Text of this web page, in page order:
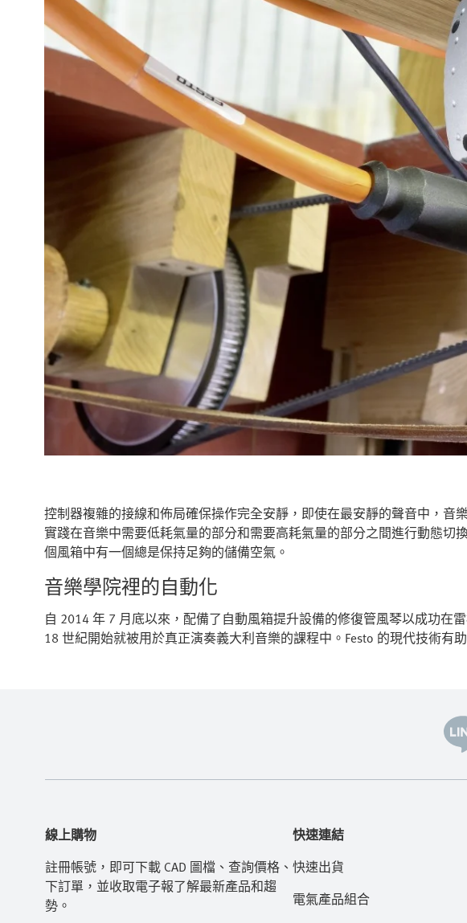
控制器複雜的接線和佈局確保操作完全安靜，即使在最安靜的聲音中，音
實踐在音樂中需要低耗氣量的部分和需要高耗氣量的部分之間進行動態切
個風箱中有一個總是保持足夠的儲備空氣。
音樂學院裡的自動化
自 2014 年 7 月底以來，配備了自動風箱提升設備的修復管風琴以成功在
18 世紀開始就被用於真正演奏義大利音樂的課程中。Festo 的現代技術有
線上購物
註冊帳號，即可下載 CAD 圖檔、查詢價格、
下訂單，並收取電子報了解最新產品和趨
勢。
快速連結
快速出貨
電氣產品組合